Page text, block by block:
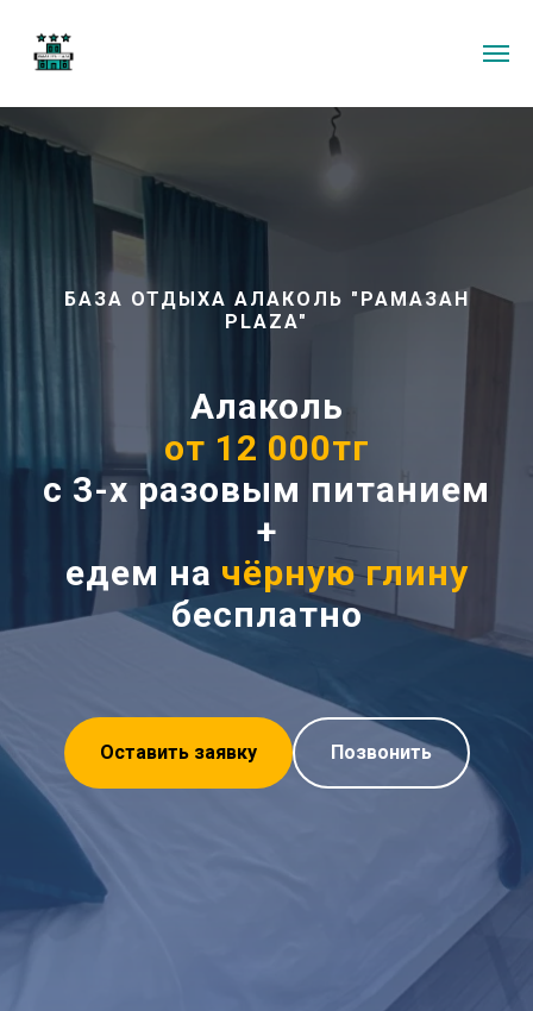
БАЗА ОТДЫХА АЛАКОЛЬ "РАМАЗАН
PLAZA"
Алаколь
от 12 000тг
с 3-х разовым питанием
+
едем на чёрную глину
бесплатно
Оставить заявку Позвонить